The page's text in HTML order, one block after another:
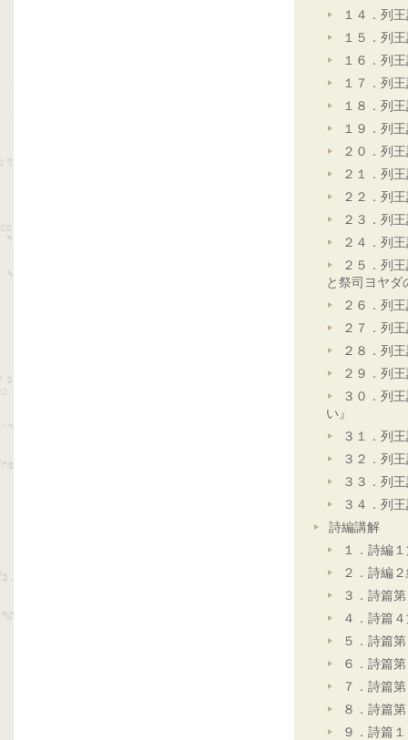
１４．列
１５．列
１６．列
１７．列
１８．列
１９．列
２０．列
２１．列
２２．列
２３．列
２４．列
２５．列
と祭司ヨヤダ
２６．列
２７．列
２８．列
２９．列
３０．列
い』
３１．列
３２．列
３３．列
３４．列
詩編講解
１．詩編
２．詩編
３．詩篇
４．詩篇
５．詩篇
６．詩篇
７．詩篇
８．詩篇
９．詩篇